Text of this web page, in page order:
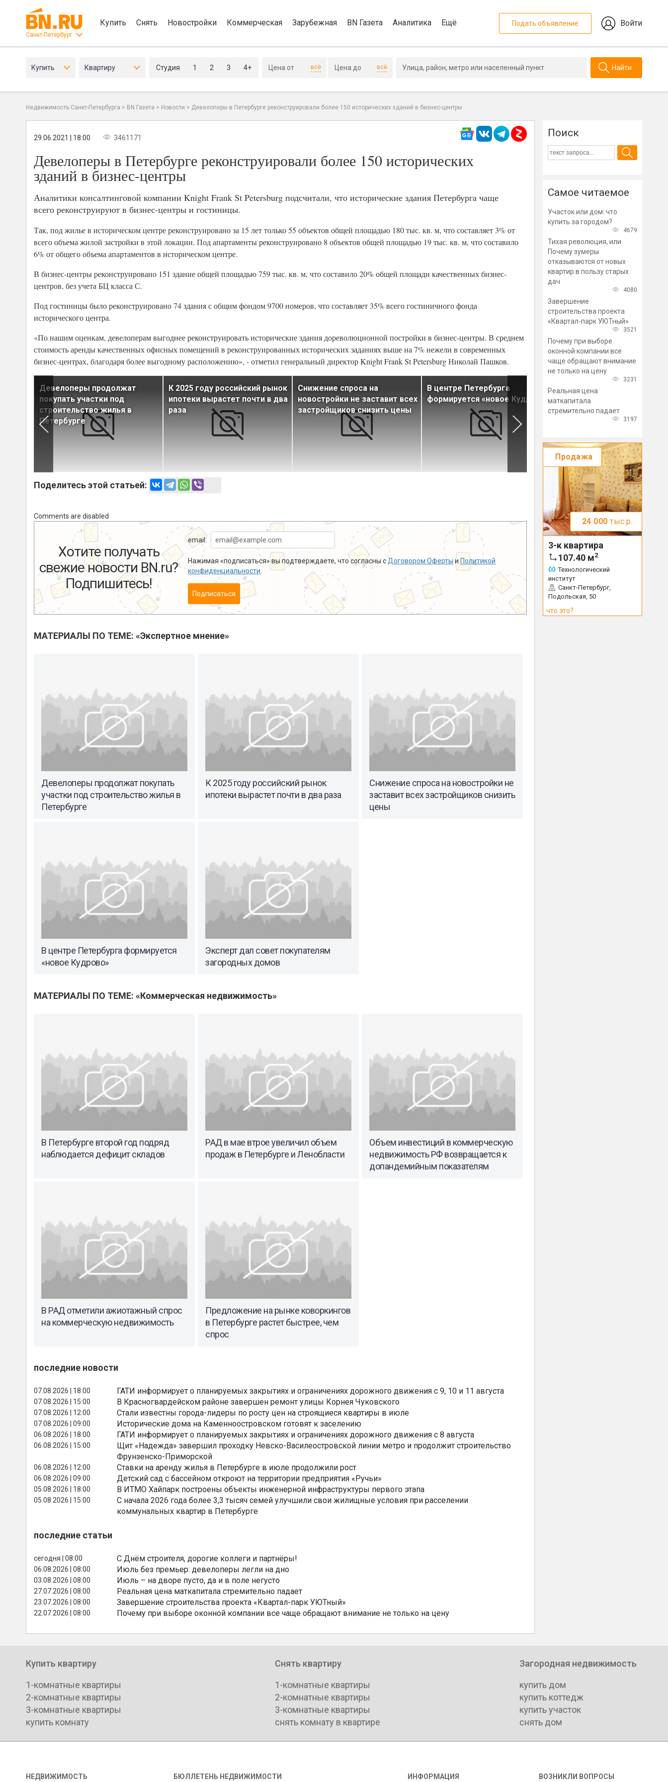
Санкт-Петербург
Купить Снять Новостройки Коммерческая Зарубежная BN Газета Аналитика Ещё Подать объявление Войти
Купить Квартиру Студия 1 2 3 4+ всё всё Найти
Недвижимость Санкт-Петербурга > BN Газета > Новости > Девелоперы в Петербурге реконструировали более 150 исторических зданий в бизнес-центры
29.06.2021 | 18:00 3461171
Девелоперы в Петербурге реконструировали более 150 исторических
зданий в бизнес-центры
Аналитики консалтинговой компании Knight Frank St Petersburg подсчитали, что исторические здания Петербурга чаще
всего реконструируют в бизнес-центры и гостиницы.
Так, под жилье в историческом центре реконструировано за 15 лет только 55 объектов общей площадью 180 тыс. кв. м, что составляет 3% от
всего объема жилой застройки в этой локации. Под апартаменты реконструировано 8 объектов общей площадью 19 тыс. кв. м, что составило
6% от общего объема апартаментов в историческом центре.
В бизнес-центры реконструировано 151 здание общей площадью 759 тыс. кв. м, что составило 20% общей площади качественных бизнес-
центров, без учета БЦ класса С.
Под гостиницы было реконструировано 74 здания с общим фондом 9700 номеров, что составляет 35% всего гостиничного фонда
исторического центра.
«По нашим оценкам, девелоперам выгоднее реконструировать исторические здания дореволюционной постройки в бизнес-центры. В среднем
стоимость аренды качественных офисных помещений в реконструированных исторических заданиях выше на 7% нежели в современных
бизнес-центрах, благодаря более выгодному расположению», - отметил генеральный директор Knight Frank St Petersburg Николай Пашков.
Девелоперы продолжат
покупать участки под
строительство жилья в
Петербурге
К 2025 году российский рынок
ипотеки вырастет почти в два
раза
Снижение спроса на
новостройки не заставит всех
застройщиков снизить цены
В центре Петербурга
формируется «новое Кудрово»
Эксперт дал совет
покупателям загородных
домов
Поделитесь этой статьей:
Comments are disabled
Хотите получать
свежие новости BN.ru?
Подпишитесь!
email:
Нажимая «подписаться» вы подтверждаете, что согласны с Договором Оферты и Политикой
конфиденциальности
Подписаться
МАТЕРИАЛЫ ПО ТЕМЕ: «Экспертное мнение»
Девелоперы продолжат покупать
участки под строительство жилья в
Петербурге
К 2025 году российский рынок
ипотеки вырастет почти в два раза
Снижение спроса на новостройки не
заставит всех застройщиков снизить
цены
В центре Петербурга формируется
«новое Кудрово»
Эксперт дал совет покупателям
загородных домов
МАТЕРИАЛЫ ПО ТЕМЕ: «Коммерческая недвижимость»
В Петербурге второй год подряд
наблюдается дефицит складов
РАД в мае втрое увеличил объем
продаж в Петербурге и Ленобласти
Объем инвестиций в коммерческую
недвижимость РФ возвращается к
допандемийным показателям
В РАД отметили ажиотажный спрос
на коммерческую недвижимость
Предложение на рынке коворкингов
в Петербурге растет быстрее, чем
спрос
последние новости
07.08.2026 | 18:00 ГАТИ информирует о планируемых закрытиях и ограничениях дорожного движения с 9, 10 и 11 августа
07.08.2026 | 15:00 В Красногвардейском районе завершен ремонт улицы Корнея Чуковского
07.08.2026 | 12:00 Стали известны города-лидеры по росту цен на строящиеся квартиры в июле
07.08.2026 | 09:00 Исторические дома на Каменноостровском готовят к заселению
06.08.2026 | 18:00 ГАТИ информирует о планируемых закрытиях и ограничениях дорожного движения с 8 августа
06.08.2026 | 15:00
Щит «Надежда» завершил проходку Невско-Василеостровской линии метро и продолжит строительство
Фрунзенско-Приморской
06.08.2026 | 12:00 Ставки на аренду жилья в Петербурге в июле продолжили рост
06.08.2026 | 09:00 Детский сад с бассейном откроют на территории предприятия «Ручьи»
05.08.2026 | 18:00 В ИТМО Хайпарк построены объекты инженерной инфраструктуры первого этапа
05.08.2026 | 15:00
С начала 2026 года более 3,3 тысяч семей улучшили свои жилищные условия при расселении
коммунальных квартир в Петербурге
последние статьи
сегодня | 08:00 С Днём строителя, дорогие коллеги и партнёры!
06.08.2026 | 08:00 Июль без премьер: девелоперы легли на дно
03.08.2026 | 08:00 Июль – на дворе пусто, да и в поле негусто
27.07.2026 | 08:00 Реальная цена маткапитала стремительно падает
23.07.2026 | 08:00 Завершение строительства проекта «Квартал-парк УЮТный»
22.07.2026 | 08:00 Почему при выборе оконной компании все чаще обращают внимание не только на цену
Поиск
Самое читаемое
Участок или дом: что
купить за городом?
4679
Тихая революция, или
Почему зумеры
отказываются от новых
квартир в пользу старых
дач
4080
Завершение
строительства проекта
«Квартал-парк УЮТный»
3521
Почему при выборе
оконной компании все
чаще обращают внимание
не только на цену
3231
Реальная цена
маткапитала
стремительно падает
3197
Продажа
24 000 тыс.р.
3-к квартира
107.40 м2
Технологический
институт
Санкт-Петербург,
Подольская, 50
что это?
Купить квартиру
1-комнатные квартиры
2-комнатные квартиры
3-комнатные квартиры
купить комнату
Снять квартиру
1-комнатные квартиры
2-комнатные квартиры
3-комнатные квартиры
снять комнату в квартире
Загородная недвижимость
купить дом
купить коттедж
купить участок
снять дом
НЕДВИЖИМОСТЬ БЮЛЛЕТЕНЬ НЕДВИЖИМОСТИ ИНФОРМАЦИЯ ВОЗНИКЛИ ВОПРОСЫ